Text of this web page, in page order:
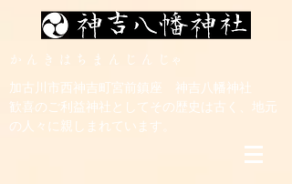
​か ん き は ち ま ん じ ん じゃ
加古川市西神吉町宮前鎮座 神吉八幡神社
歓喜のご利益神社としてその歴史は古く、地元
の人々に親しまれています。